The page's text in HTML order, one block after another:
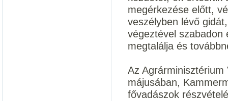
megérkezése előtt,
veszélyben lévő
végeztével szabadon
megtalálja és
Az Agrárminisztérium
májusában,
fővadászok